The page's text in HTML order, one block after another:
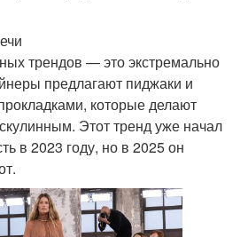
трендов — это экстремально
предлагают пиджаки и
которые делают
Этот тренд уже начал
в 2023 году, но в 2025 он